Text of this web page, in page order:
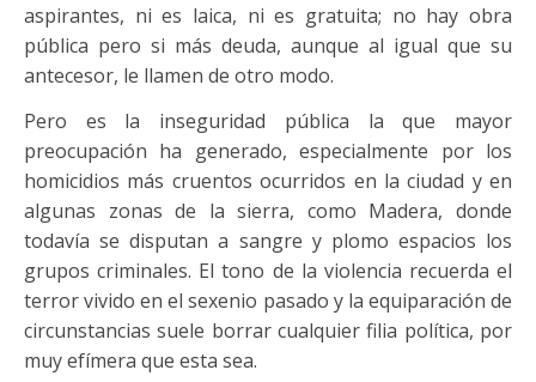
aspirantes, ni es laica, ni es gratuita; no hay obra
pública pero si más deuda, aunque al igual que su
antecesor, le llamen de otro modo.
Pero es la inseguridad pública la que mayor
preocupación ha generado, especialmente por los
homicidios más cruentos ocurridos en la ciudad y en
algunas zonas de la sierra, como Madera, donde
todavía se disputan a sangre y plomo espacios los
grupos criminales. El tono de la violencia recuerda el
terror vivido en el sexenio pasado y la equiparación de
circunstancias suele borrar cualquier filia política, por
muy efímera que esta sea.